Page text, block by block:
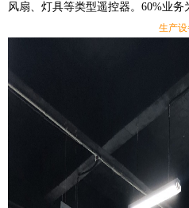
风扇、灯具等类型遥控器。60%业务
生产